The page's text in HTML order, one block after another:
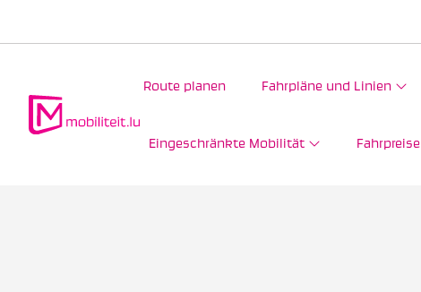
Route planen Fahrpläne und Linien
Eingeschränkte Mobilität Fahrpreise